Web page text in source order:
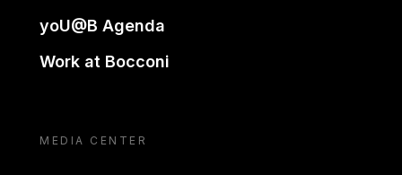
yoU@B Agenda
Work at Bocconi
MEDIA CENTER